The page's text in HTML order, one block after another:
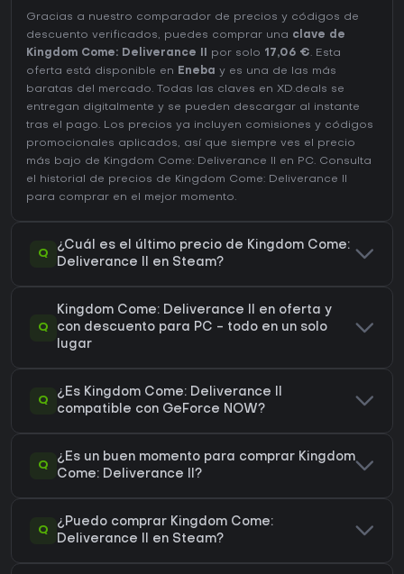
Gracias a nuestro comparador de precios y códigos de
descuento verificados, puedes comprar una clave de
Kingdom Come: Deliverance II
por solo 17,06 €. Esta
oferta está disponible en Eneba y es una de las más
baratas del mercado. Todas las claves en XD.deals se
entregan digitalmente y se pueden descargar al instante
tras el pago. Los precios ya incluyen comisiones y códigos
promocionales aplicados, así que siempre ves el precio
más bajo de Kingdom Come: Deliverance II en PC. Consulta
el
historial de precios de Kingdom Come: Deliverance II
para comprar en el mejor momento.
Q
¿Cuál es el último precio de Kingdom Come:
Deliverance II en Steam?
Q
Kingdom Come: Deliverance II en oferta y
con descuento para PC - todo en un solo
lugar
Q
¿Es Kingdom Come: Deliverance II
compatible con GeForce NOW?
Q
¿Es un buen momento para comprar Kingdom
Come: Deliverance II?
Q
¿Puedo comprar Kingdom Come:
Deliverance II en Steam?